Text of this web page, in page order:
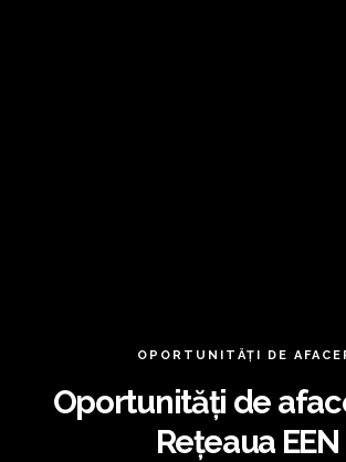
OPORTUNITĂȚI DE
Oportunități de
Rețeaua EEN